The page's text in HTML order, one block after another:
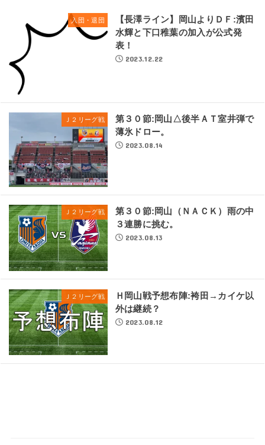
入団・退団
【長澤ライン】岡山よりＤＦ:濱田
水輝と下口稚葉の加入が公式発
表！
2023.12.22
Ｊ２リーグ戦
第３０節:岡山△後半ＡＴ室井弾で
薄氷ドロー。
2023.08.14
Ｊ２リーグ戦
第３０節:岡山（ＮＡＣＫ）雨の中
３連勝に挑む。
2023.08.13
Ｊ２リーグ戦
Ｈ岡山戦予想布陣:袴田→カイケ以
外は継続？
2023.08.12